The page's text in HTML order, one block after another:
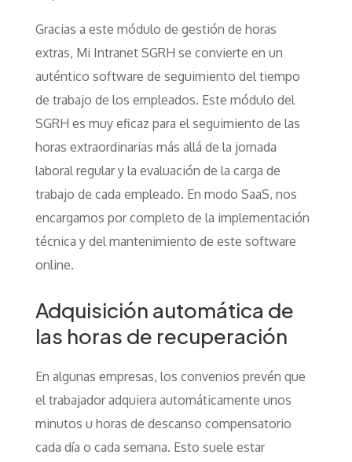
Gracias a este módulo de gestión de horas
extras, Mi Intranet SGRH se convierte en un
auténtico software de seguimiento del tiempo
de trabajo de los empleados. Este módulo del
SGRH es muy eficaz para el seguimiento de las
horas extraordinarias más allá de la jornada
laboral regular y la evaluación de la carga de
trabajo de cada empleado. En modo SaaS, nos
encargamos por completo de la implementación
técnica y del mantenimiento de este software
online.
Adquisición automática de
las horas de recuperación
En algunas empresas, los convenios prevén que
el trabajador adquiera automáticamente unos
minutos u horas de descanso compensatorio
cada día o cada semana. Esto suele estar